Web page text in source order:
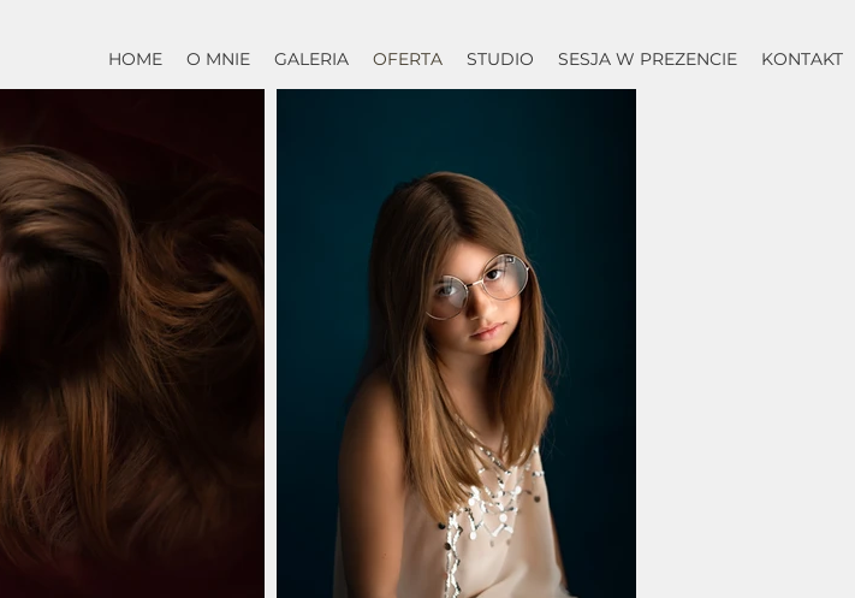
HOME O MNIE GALERIA OFERTA STUDIO SESJA W PREZENCIE KONTAKT